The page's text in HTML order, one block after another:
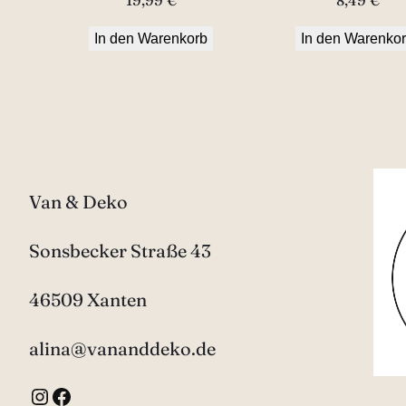
.
M
e
g
e
In den Warenkorb In den
Van & Deko
Sonsbecker Straße 43
46509 Xanten
alina@vananddeko.de
InstagramFacebook